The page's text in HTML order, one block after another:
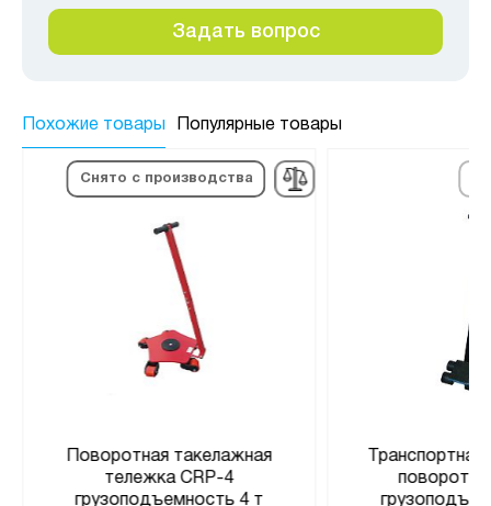
Задать вопрос
Похожие товары Популярные товары
Снято с производства
Поворотная такелажная
тележка CRP-4
грузоподъемность 4 т